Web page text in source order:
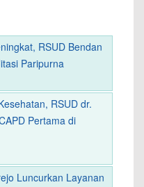
RSUD Bendan
Paripurna
RSUD dr.
Pertama di
Luncurkan Layanan